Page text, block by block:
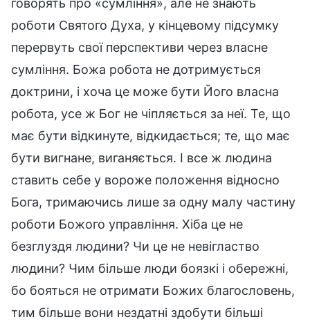
роботи Святого Духа, у кінцевому підсумку
перервуть свої перспективи через власне
сумління. Божа робота не дотримується
доктрини, і хоча це може бути Його власна
робота, усе ж Бог не чіпляється за неї. Те, що
має бути відкинуте, відкидається; те, що має
бути вигнане, виганяється. І все ж людина
ставить себе у вороже положення відносно
Бога, тримаючись лише за одну малу частину
роботи Божого управління. Хіба це не
безглуздя людини? Чи це не невігластво
людини? Чим більше люди боязкі і обережні,
бо бояться не отримати Божих благословень,
тим більше вони нездатні здобути більші